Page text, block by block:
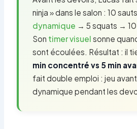
ninja » dans le salon : 10
dynamique → 5 squats →
Son timer visuel sonne
sont écoulées. Résultat : il
min concentré vs 5 min
fait double emploi : jeu
dynamique pendant les